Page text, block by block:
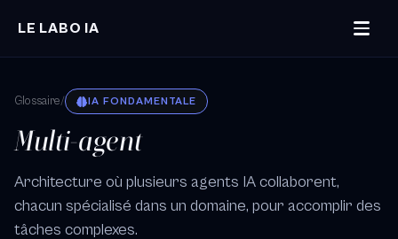
LE LABO IA
Glossaire/ IA FONDAMENTALE
Multi-agent
Architecture où plusieurs agents IA collaborent,
chacun spécialisé dans un domaine, pour accomplir des
tâches complexes.